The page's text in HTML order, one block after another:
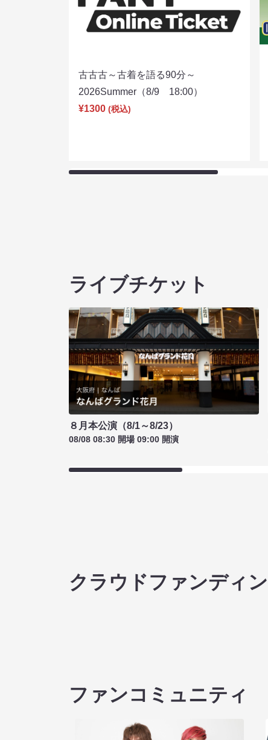
古古古～古着を語る90分～
2026Summer（8/9 18:00）
¥1300 (税込)
ライブチケット
８月本公演（8/1～8/23）
08/08 08:30 開場 09:00 開演
クラウドファンディ
ファンコミュニティ